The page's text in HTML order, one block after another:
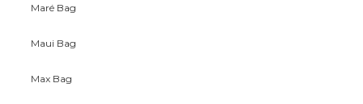
Maré Bag
Maui Bag
Max Bag